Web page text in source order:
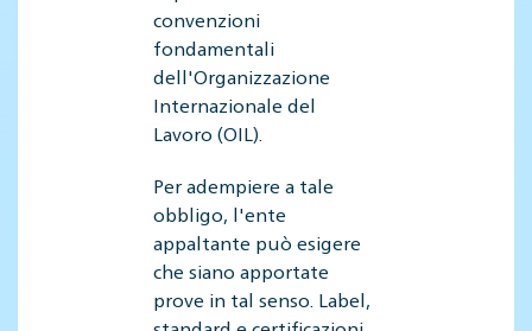
convenzioni
fondamentali
dell'Organizzazione
Internazionale del
Lavoro (OIL).
Per adempiere a tale
obbligo, l'ente
appaltante può esigere
che siano apportate
prove in tal senso. Label,